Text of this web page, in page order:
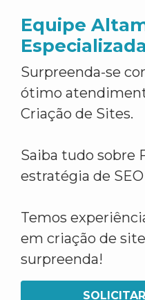
Equipe
Especializada
Surpreenda-se
ótimo
Criação de Sites.
Saiba tudo sobre
estratégia de
Temos
em criação de
surpreenda!